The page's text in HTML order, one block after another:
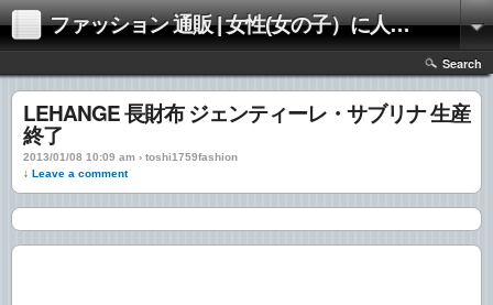
ファッション 通販 | 女性(女の子）に人気のファッションの通販 | 情報
Search
LEHANGE 長財布 ジェンティーレ・サブリナ 生産
終了
2013/01/08 10:09 am › toshi1759fashion
↓ Leave a comment